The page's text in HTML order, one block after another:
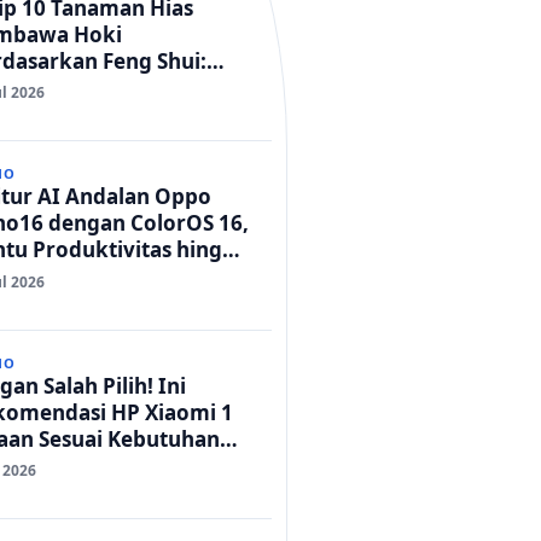
10 Tanaman Hias
Hoki
Feng Shui:
Adem dan Rezeki
2026
AI Andalan Oppo
dengan ColorOS 16,
Produktivitas hingga
Foto Lebih Praktis
2026
Salah Pilih! Ini
HP Xiaomi 1
Sesuai Kebutuhan